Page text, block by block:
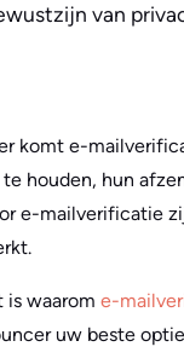
van
komt e-
te houden, hun
e-mailverificatie
is waarom e-
uw beste